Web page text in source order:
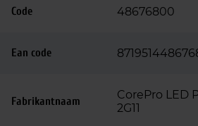
Code 48676800
Ean code
Fabrikantnaam
CorePro LED
2G11